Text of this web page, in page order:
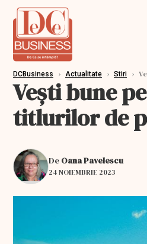
DCBusiness › Actualitate › Stiri ›
Veşti bune
titlurilor de
De Oana Pavelescu
24 NOIEMBRIE 2023